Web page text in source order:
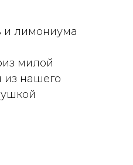
и лимониума
милой
из нашего